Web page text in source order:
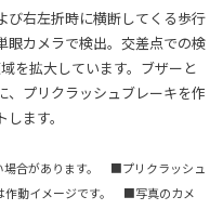
び右左折時に横断してくる歩行
眼カメラで検出。交差点での検
を拡大しています。ブザーと
、プリクラッシュブレーキを作
ます。
場合があります。 ■プリクラッシュ
動イメージです。 ■写真のカメ